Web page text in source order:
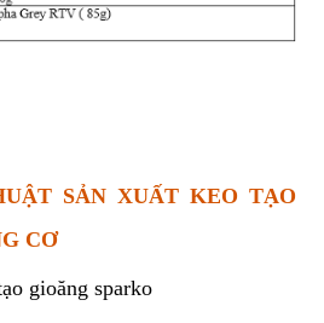
SẢN XUẤT KEO TẠO
CƠ
gioăng sparko